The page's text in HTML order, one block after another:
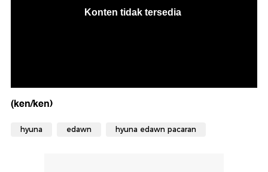
(ken/ken)
hyuna edawn hyuna edawn pacaran